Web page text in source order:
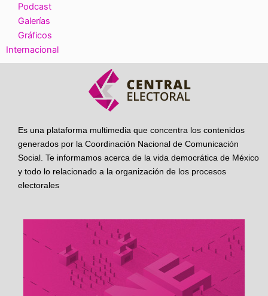
Podcast
Galerías
Gráficos
Internacional
Es una plataforma multimedia que concentra los contenidos
generados por la Coordinación Nacional de Comunicación
Social. Te informamos acerca de la vida democrática de México
y todo lo relacionado a la organización de los procesos
electorales